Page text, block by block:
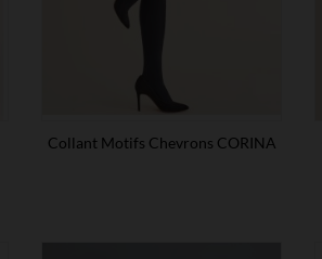
Collant Motifs Chevrons CORINA